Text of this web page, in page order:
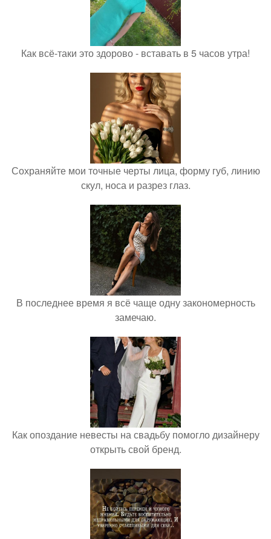
Как всё-таки это здорово - вставать в 5 часов утра!
Сохраняйте мои точные черты лица, форму губ, линию
скул, носа и разрез глаз.
В последнее время я всё чаще одну закономерность
замечаю.
Как опоздание невесты на свадьбу помогло дизайнеру
открыть свой бренд.